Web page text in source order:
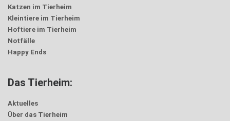
Katzen im Tierheim
Kleintiere im Tierheim
Hoftiere im Tierheim
Notfälle
Happy Ends
Das Tierheim:
Aktuelles
Über das Tierheim